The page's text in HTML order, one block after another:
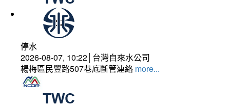
停水
2026-08-07, 10:22│台灣自來水公司
楊梅區民豐路507巷底斷管連絡 more...